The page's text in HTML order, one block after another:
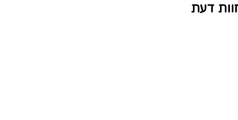
דעת